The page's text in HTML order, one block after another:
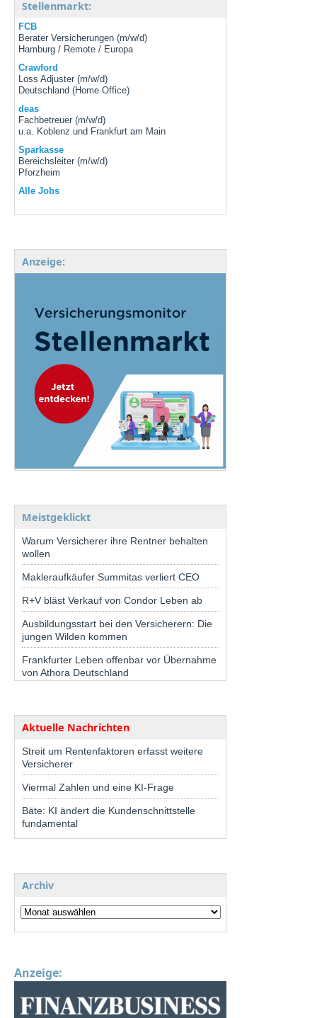
Stellenmarkt:
FCB
Berater Versicherungen (m/w/d)
Hamburg / Remote / Europa
Crawford
Loss Adjuster (m/w/d)
Deutschland (Home Office)
deas
Fachbetreuer (m/w/d)
u.a. Koblenz und Frankfurt am Main
Sparkasse
Bereichsleiter (m/w/d)
Pforzheim
Alle Jobs
Anzeige:
Meistgeklickt
Warum Versicherer ihre Rentner behalten
wollen
Makleraufkäufer Summitas verliert CEO
R+V bläst Verkauf von Condor Leben ab
Ausbildungsstart bei den Versicherern: Die
jungen Wilden kommen
Frankfurter Leben offenbar vor Übernahme
von Athora Deutschland
Aktuelle Nachrichten
Streit um Rentenfaktoren erfasst weitere
Versicherer
Viermal Zahlen und eine KI-Frage
Bäte: KI ändert die Kundenschnittstelle
fundamental
Archiv
Anzeige: